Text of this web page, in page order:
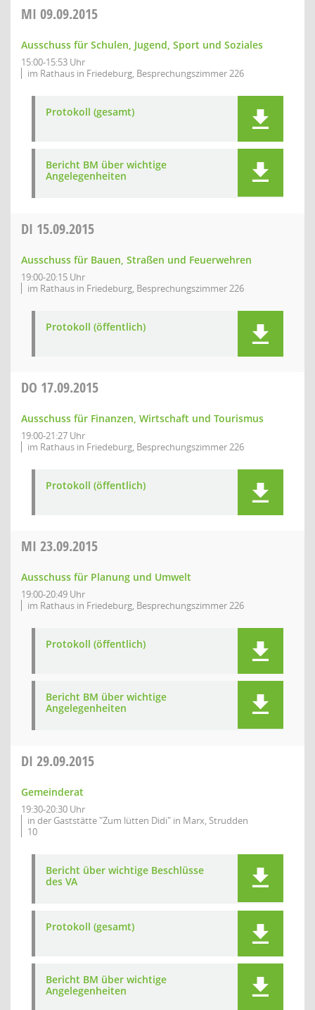
MI 09.09.2015
Ausschuss für Schulen, Jugend, Sport und Soziales
15:00-15:53 Uhr
im Rathaus in Friedeburg, Besprechungszimmer 226
Protokoll (gesamt)
Bericht BM über wichtige
Angelegenheiten
DI 15.09.2015
Ausschuss für Bauen, Straßen und Feuerwehren
19:00-20:15 Uhr
im Rathaus in Friedeburg, Besprechungszimmer 226
Protokoll (öffentlich)
DO 17.09.2015
Ausschuss für Finanzen, Wirtschaft und Tourismus
19:00-21:27 Uhr
im Rathaus in Friedeburg, Besprechungszimmer 226
Protokoll (öffentlich)
MI 23.09.2015
Ausschuss für Planung und Umwelt
19:00-20:49 Uhr
im Rathaus in Friedeburg, Besprechungszimmer 226
Protokoll (öffentlich)
Bericht BM über wichtige
Angelegenheiten
DI 29.09.2015
Gemeinderat
19:30-20:30 Uhr
in der Gaststätte "Zum lütten Didi" in Marx, Strudden
10
Bericht über wichtige Beschlüsse
des VA
Protokoll (gesamt)
Bericht BM über wichtige
Angelegenheiten